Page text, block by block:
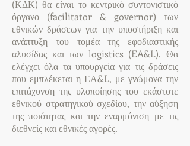
(ΚΔΚ) θα είναι το κεντρικό συντονιστικό
όργανο (facilitator & governor) των
εθνικών δράσεων για την υποστήριξη και
ανάπτυξη του τομέα της εφοδιαστικής
αλυσίδας και των logistics (EA&L). Θα
ελέγχει όλα τα υπουργεία για τις δράσεις
που εμπλέκεται η ΕΑ&L, με γνώμονα την
επιτάχυνση της υλοποίησης του εκάστοτε
εθνικού στρατηγικού σχεδίου, την αύξηση
της ποιότητας και την εναρμόνιση με τις
διεθνείς και εθνικές αγορές.